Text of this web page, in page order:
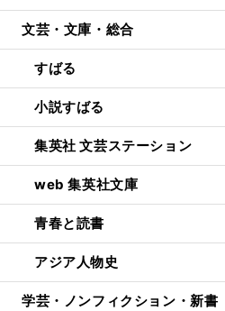
文芸・文庫・総合
すばる
小説すばる
集英社 文芸ステーション
web 集英社文庫
青春と読書
アジア人物史
学芸・ノンフィクション・新書